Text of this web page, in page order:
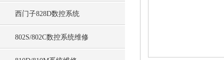
西门子828D数控系统
802S/802C数控系统维修